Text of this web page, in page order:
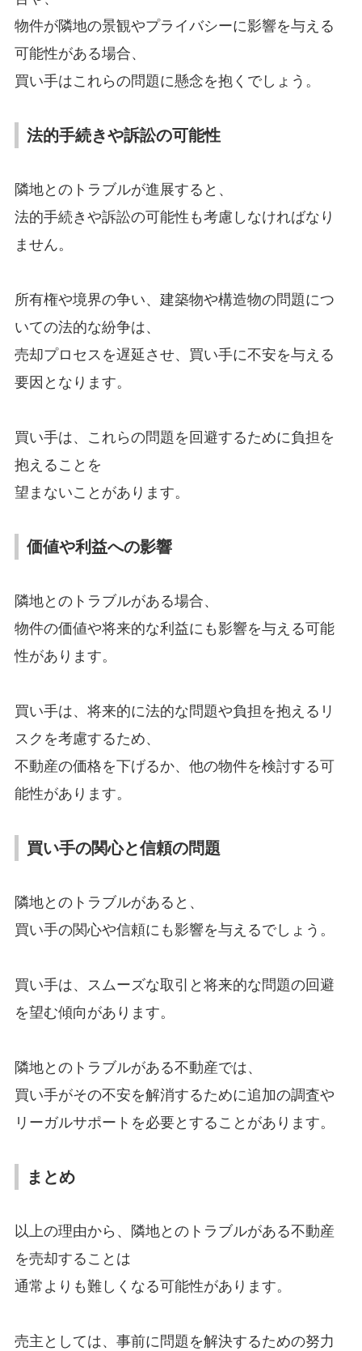
物件が隣地の景観やプライバシーに影響を与える
可能性がある場合、
買い手はこれらの問題に懸念を抱くでしょう。
法的手続きや訴訟の可能性
隣地とのトラブルが進展すると、
法的手続きや訴訟の可能性も考慮しなければなり
ません。
所有権や境界の争い、建築物や構造物の問題につ
いての法的な紛争は、
売却プロセスを遅延させ、買い手に不安を与える
要因となります。
買い手は、これらの問題を回避するために負担を
抱えることを
望まないことがあります。
価値や利益への影響
隣地とのトラブルがある場合、
物件の価値や将来的な利益にも影響を与える可能
性があります。
買い手は、将来的に法的な問題や負担を抱えるリ
スクを考慮するため、
不動産の価格を下げるか、他の物件を検討する可
能性があります。
買い手の関心と信頼の問題
隣地とのトラブルがあると、
買い手の関心や信頼にも影響を与えるでしょう。
買い手は、スムーズな取引と将来的な問題の回避
を望む傾向があります。
隣地とのトラブルがある不動産では、
買い手がその不安を解消するために追加の調査や
リーガルサポートを必要とすることがあります。
まとめ
以上の理由から、隣地とのトラブルがある不動産
を売却することは
通常よりも難しくなる可能性があります。
売主としては、事前に問題を解決するための努力